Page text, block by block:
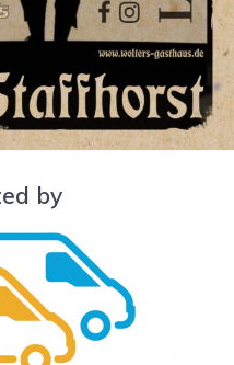
by